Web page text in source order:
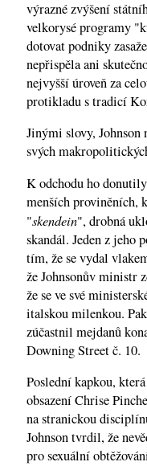
výrazné zvýšení
velkorysé programy
dotovat podniky
nepřispěla ani
nejvyšší úroveň za
protikladu s tradicí
Jinými slovy, Johnson
svých
K odchodu ho
menších proviněních,
"skendein", drobná
skandál. Jeden z jeho
tím, že se vydal
že Johnsonův ministr
že se ve své
italskou milenkou.
zúčastnil mejdanů
Downing Street č. 10.
Poslední kapkou,
obsazení Chrise
na stranickou
Johnson tvrdil, že
pro sexuální